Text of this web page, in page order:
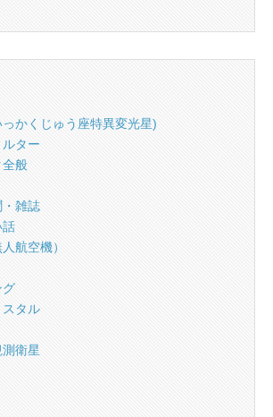
かくじゅう座特異変光星)
ター
全般
・雑誌
話
航空機）
グ
スタル
衛星